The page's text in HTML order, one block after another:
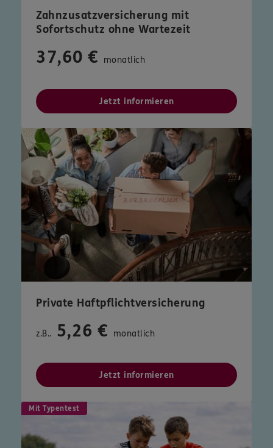
Zahnzusatzversicherung mit
Sofortschutz ohne Wartezeit
37,60 € monatlich
Jetzt informieren
Private Haftpflichtversicherung
z.B.. 5,26 € monatlich
Jetzt informieren
Mit Typentest